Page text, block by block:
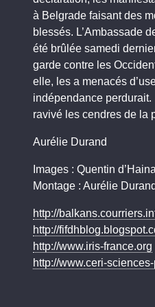
à Belgrade faisant des
blessés. L’Ambassade
été brûlée samedi
garde contre les
elle, les a menacés
indépendance perdurait.
ravivé les cendres de la
Aurélie Durand
Images : Quentin
Montage : Aurélie Durand
http://
http://
http://www.iris-france.org
http://www.ceri-